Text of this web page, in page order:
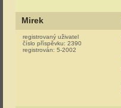
Mirek
registrovaný uživatel
číslo příspěvku: 2390
registrován: 5-2002